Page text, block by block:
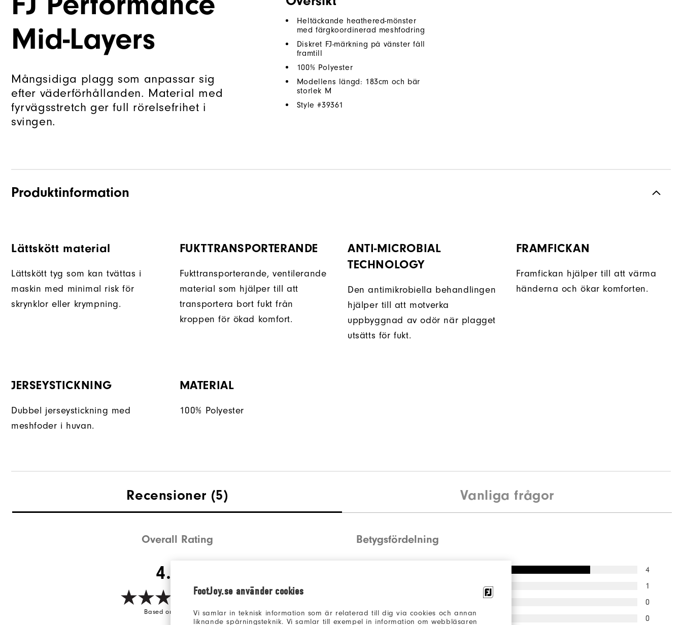
FootJoy.se använder cookies
Vi samlar in teknisk information som är relaterad till dig via cookies och annan
liknande spårningsteknik. Vi samlar till exempel in information om webbläsaren
Mid-Layers
Mångsidiga plagg som anpassar sig
efter väderförhållanden. Material med
fyrvägsstretch ger full rörelsefrihet i
svingen.
Heltäckande heathered-mönster
med färgkoordinerad meshfodring
Diskret FJ-märkning på vänster fåll
framtill
100% Polyester
Modellens längd: 183cm och bär
storlek M
Style #39361
Produktinformation
Lättskött material
Lättskött tyg som kan tvättas i
maskin med minimal risk för
skrynklor eller krympning.
FUKTTRANSPORTERANDE
Fukttransporterande, ventilerande
material som hjälper till att
transportera bort fukt från
kroppen för ökad komfort.
ANTI-MICROBIAL
TECHNOLOGY
Den antimikrobiella behandlingen
hjälper till att motverka
uppbyggnad av odör när plagget
utsätts för fukt.
FRAMFICKAN
Framfickan hjälper till att värma
händerna och ökar komforten.
JERSEYSTICKNING
Dubbel jerseystickning med
meshfoder i huvan.
MATERIAL
100% Polyester
Recensioner (5) Vanliga frågor
Overall Rating
4.8/5
Based on 5 Review(s)
Betygsfördelning
4
1
0
2 stjärnor
0